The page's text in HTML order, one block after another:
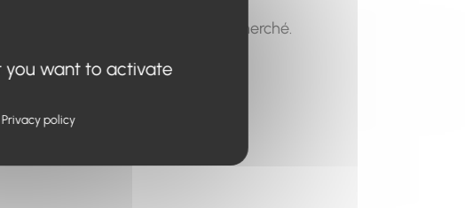
menu pour trouver le contenu recherché.
you want to activate
Privacy policy